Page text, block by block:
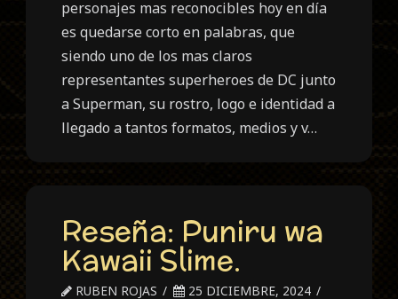
personajes mas reconocibles hoy en día
es quedarse corto en palabras, que
siendo uno de los mas claros
representantes superheroes de DC junto
a Superman, su rostro, logo e identidad a
llegado a tantos formatos, medios y v…
Reseña: Puniru wa
Kawaii Slime.
RUBEN ROJAS 25 DICIEMBRE, 2024